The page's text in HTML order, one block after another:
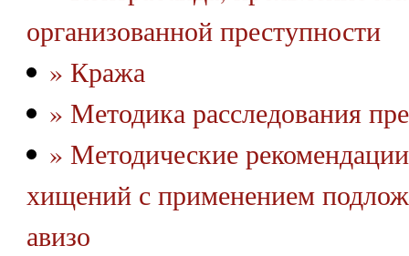
организованной преступности
» Кража
» Методика расследования
» Методические
хищений с применением
авизо